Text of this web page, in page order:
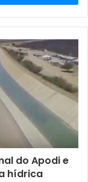
do Apodi e
hídrica